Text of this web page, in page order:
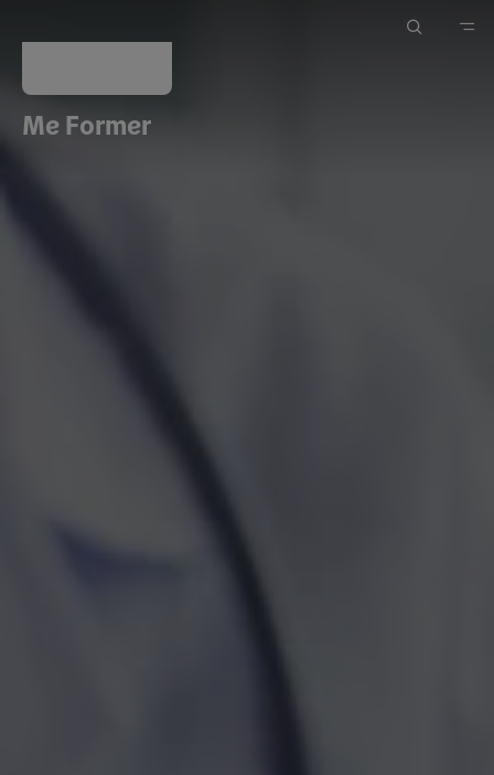
Accueil
Me Former